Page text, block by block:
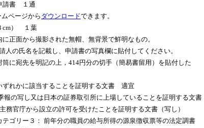
請書 １通
ページから ダウンロードできます。
cm） １葉
正面から撮影された無帽、無背景で鮮明なもの。
氏名を記載し、申請書の写真欄に貼付してください。
筒に宛先を明記の上，414円分の切手（簡易書留用）を貼付した
ずれかに該当することを証明する文書 適宜
の写し又は日本の証券取引所に上場していることを証明する文書
ら設立の許可を受けたことを証明する文書（写し）
ゴリー３： 前年分の職員の給与所得の源泉徴収票等の法定調書